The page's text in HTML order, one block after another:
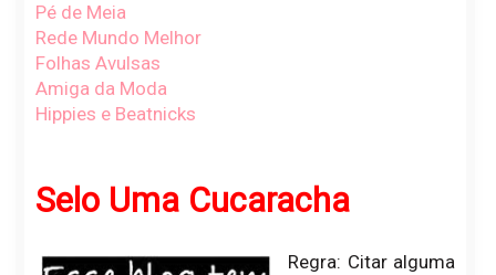
Pé de Meia
Rede Mundo Melhor
Folhas Avulsas
Amiga da Moda
Hippies e Beatnicks
Selo Uma Cucaracha
Regra: Citar alguma